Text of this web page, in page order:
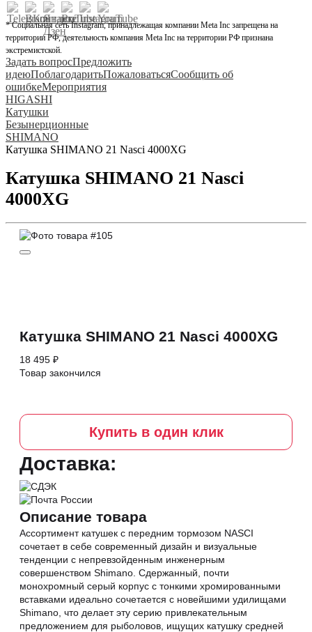
* Социальная сеть Instagram, принадлежащая компании Meta Inc запрещена на
территории РФ, деятельность компания Meta Inc на территории РФ признана
экстремистской.
Задать вопросПредложить
идеюПоблагодаритьПожаловатьсяСообщить об
ошибкеМероприятия
HIGASHI
Катушки
Безынерционные
SHIMANO
Катушка SHIMANO 21 Nasci 4000XG
Катушка SHIMANO 21 Nasci
4000XG
Катушка SHIMANO 21 Nasci 4000XG
18 495 ₽
Товар закончился
Купить в один клик
Доставка:
Описание товара
Ассортимент катушек с передним тормозом NASCI
сочетает в себе современный дизайн и визуальные
тенденции с непревзойденным инженерным
совершенством Shimano. Сдержанный, почти
монохромный серый корпус с тонкими хромированными
вставками идеально сочетается с новейшими удилищами
Shimano, что делает эту серию привлекательным
предложением для рыболовов, ищущих катушку средней